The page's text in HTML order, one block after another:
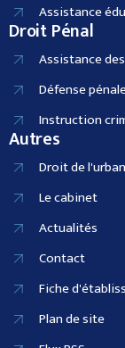
Assistance
Droit Pénal
Assistance
Défense
Instruction
Autres
Droit de
Le cabinet
Actualités
Contact
Fiche
Plan de site